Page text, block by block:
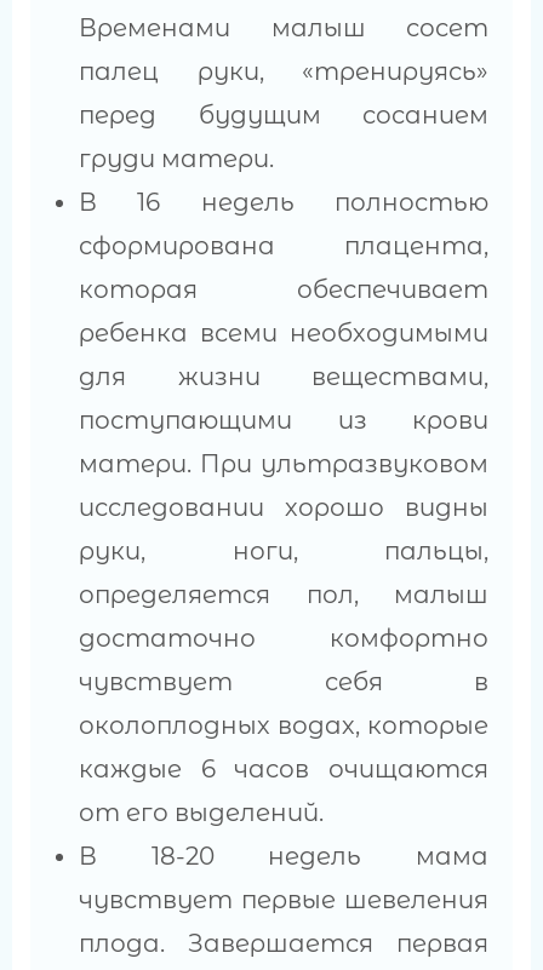
Временами малыш сосет
палец руки, «тренируясь»
перед будущим сосанием
груди матери.
В 16 недель полностью
сформирована плацента,
которая обеспечивает
ребенка всеми необходимыми
для жизни веществами,
поступающими из крови
матери. При ультразвуковом
исследовании хорошо видны
руки, ноги, пальцы,
определяется пол, малыш
достаточно комфортно
чувствует себя в
околоплодных водах, которые
каждые 6 часов очищаются
от его выделений.
В 18-20 недель мама
чувствует первые шевеления
плода. Завершается первая